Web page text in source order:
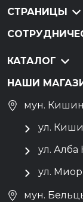
СТРАНИЦЫ
КАТАЛОГ
НАШИ
мун.
ул.
ул.
ул.
мун.